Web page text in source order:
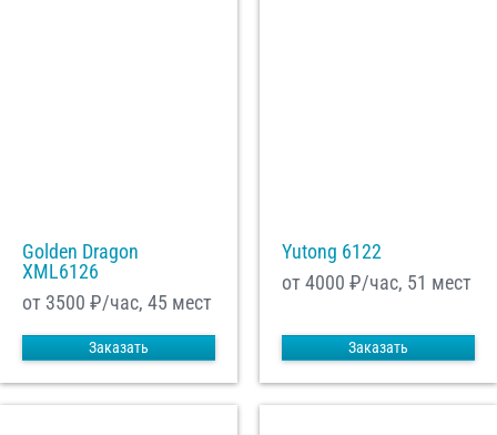
Golden Dragon
XML6126
от 3500 ₽/час, 45 мест
Заказать
Yutong 6122
от 4000 ₽/час, 51 мест
Заказать